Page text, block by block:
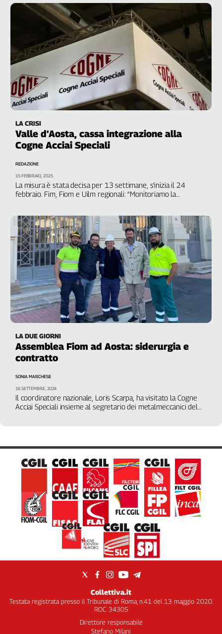
Piemonte
Sicilia
Toscana
Umbria
Valle
D'Aosta
Veneto
Archivio
Storico
2014
Cerca
Contatti
La
redazione
Newsletter
LA CRISI
Valle d’Aosta, cassa integrazione alla
Cogne Acciai Speciali
La misura è stata decisa per 13 settimane, s’inizia il 24
febbraio. Fim, Fiom e Uilm regionali: “Monitoriamo la
REDAZIONE
15 FEBBRAIO, 2025
LA DUE GIORNI
Assemblea Fiom ad Aosta: siderurgia e
contratto
Il coordinatore nazionale, Loris Scarpa, ha visitato la Cogne
Acciai Speciali insieme al segretario dei metalmeccanici del
SONIA MARCHESE
16 SETTEMBRE, 2024
Collettiva.it
Testata registrata presso il Tribunale di Roma, n.41 del 13 maggio 2020.
ROC 34305
Direttore responsabile
Stefano Milani